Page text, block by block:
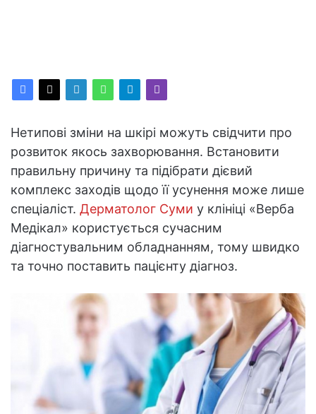
Нетипові зміни на шкірі можуть свідчити про
розвиток якось захворювання. Встановити
правильну причину та підібрати дієвий
комплекс заходів щодо її усунення може лише
спеціаліст. Дерматолог Суми у клініці «Верба
Медікал» користується сучасним
діагностувальним обладнанням, тому швидко
та точно поставить пацієнту діагноз.